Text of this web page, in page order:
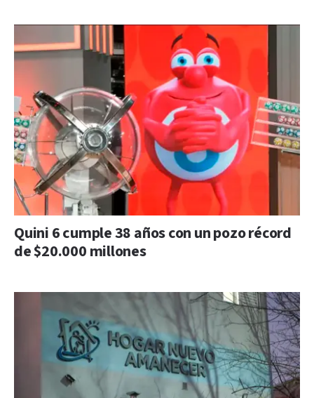
Quini 6 cumple 38 años con un pozo récord
de $20.000 millones